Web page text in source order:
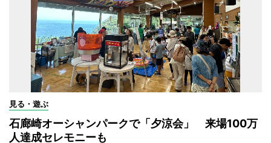
見る・遊ぶ
石廊崎オーシャンパークで「夕涼会」 来場100万
人達成セレモニーも